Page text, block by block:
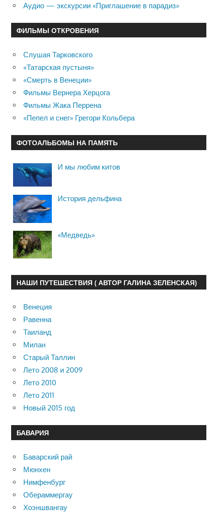
Аудио — экскурсии «Приглашение в парадиз»
ФИЛЬМЫ ОТКРОВЕНИЯ
Слушая Тарковского
«Татарская пустыня»
«Смерть в Венеции»
Фильмы Вернера Херцога
Фильмы Жака Перрена
«Пепел и снег» Грегори Кольбера
ФОТОАЛЬБОМЫ НА ПАМЯТЬ
И мы любим китов
История дельфина
«Медведь»
НАШИ ПУТЕШЕСТВИЯ ( АВТОР ГАЛИНА ЗЕЛЕНСКАЯ)
Венеция
Равенна
Таиланд
Милан
Старый Таллин
Лето 2008 и 2009
Лето 2010
Лето 2011
Новый 2015 год
БАВАРИЯ
Баварский рай
Мюнхен
Нимфенбург
Обераммергау
Хоэншвангау